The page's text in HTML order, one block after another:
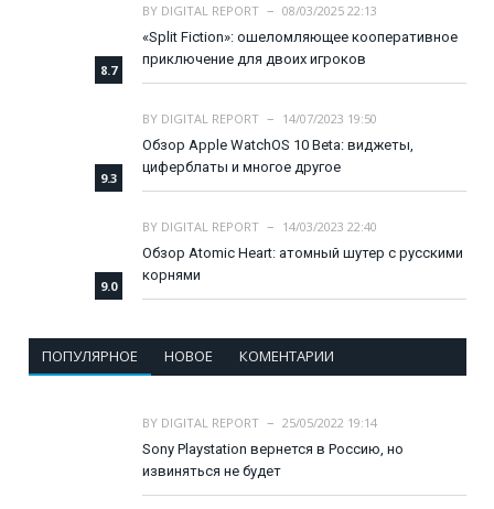
8.7
BY DIGITAL REPORT
08/03/2025 22:13
«Split Fiction»: ошеломляющее кооперативное
приключение для двоих игроков
9.3
BY DIGITAL REPORT
14/07/2023 19:50
Обзор Apple WatchOS 10 Beta: виджеты,
циферблаты и многое другое
9.0
BY DIGITAL REPORT
14/03/2023 22:40
Обзор Atomic Heart: атомный шутер с русскими
корнями
ПОПУЛЯРНОЕ НОВОЕ КОМЕНТАРИИ
BY DIGITAL REPORT
25/05/2022 19:14
Sony Playstation вернется в Россию, но
извиняться не будет